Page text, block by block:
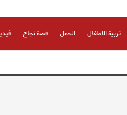
تربية الاطفال الحمل قصة نجاح